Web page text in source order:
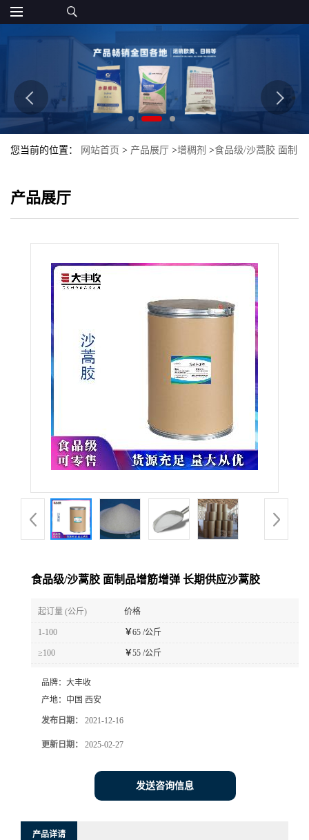
您当前的位置： 网站首页 > 产品展厅 >增稠剂 >食品级/沙蒿胶 面制
产品展厅
食品级/沙蒿胶 面制品增筋增弹 长期供应沙蒿胶
起订量 (公斤) 价格
1-100 ￥65 /公斤
≥100 ￥55 /公斤
品牌： 大丰收
产地： 中国 西安
发布日期： 2021-12-16
更新日期： 2025-02-27
发送咨询信息
产品详请